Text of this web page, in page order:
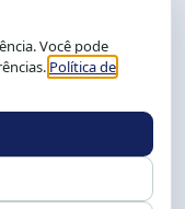
2104 ou 2105
às 17h.
Fale conosco